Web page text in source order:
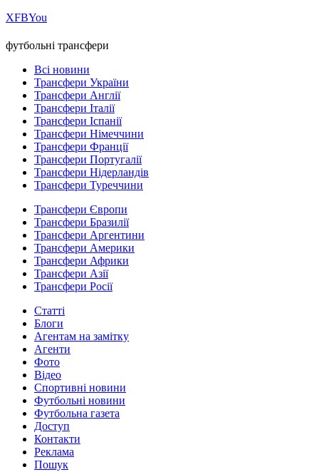
ХFBYou
футбольні трансфери
Всі новини
Трансфери України
Трансфери Англії
Трансфери Італії
Трансфери Іспанії
Трансфери Німеччини
Трансфери Франції
Трансфери Португалії
Трансфери Нідерландів
Трансфери Туреччини
Трансфери Європи
Трансфери Бразилії
Трансфери Аргентини
Трансфери Америки
Трансфери Африки
Трансфери Азії
Трансфери Росії
Статті
Блоги
Агентам на замітку
Агенти
Фото
Відео
Спортивні новини
Футбольні новини
Футбольна газета
Доступ
Контакти
Реклама
Пошук